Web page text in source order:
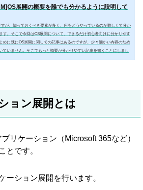
展開の概要を誰でも分かるように説明して
すが、知っておくべき要素が多く、何をどうやっているのか難しくて分か
す。そこで今回はOS展開について、できるだけ初心者向けに分かりやす
めに既にOS展開に関しての記事はあるのですが、少々細かい内容のため
ていません。そこでもっと概要が分かりやすい記事を書くことにしまし
展開」とはPCの初期設定を行う機能のことで、MECMの主要な機能の
ョン展開とは
リケーション（Microsoft 365など）
とです。
ーション展開を行います。